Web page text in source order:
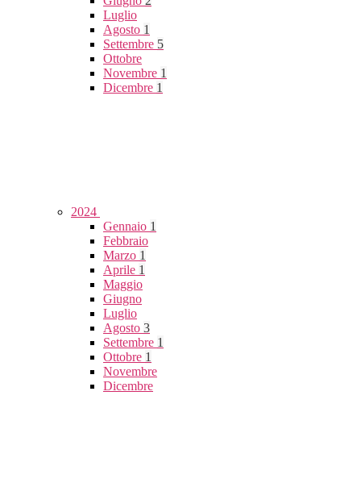
Luglio
Agosto 1
Settembre 5
Ottobre
Novembre 1
Dicembre 1
2024
Gennaio 1
Febbraio
Marzo 1
Aprile 1
Maggio
Giugno
Luglio
Agosto 3
Settembre 1
Ottobre 1
Novembre
Dicembre